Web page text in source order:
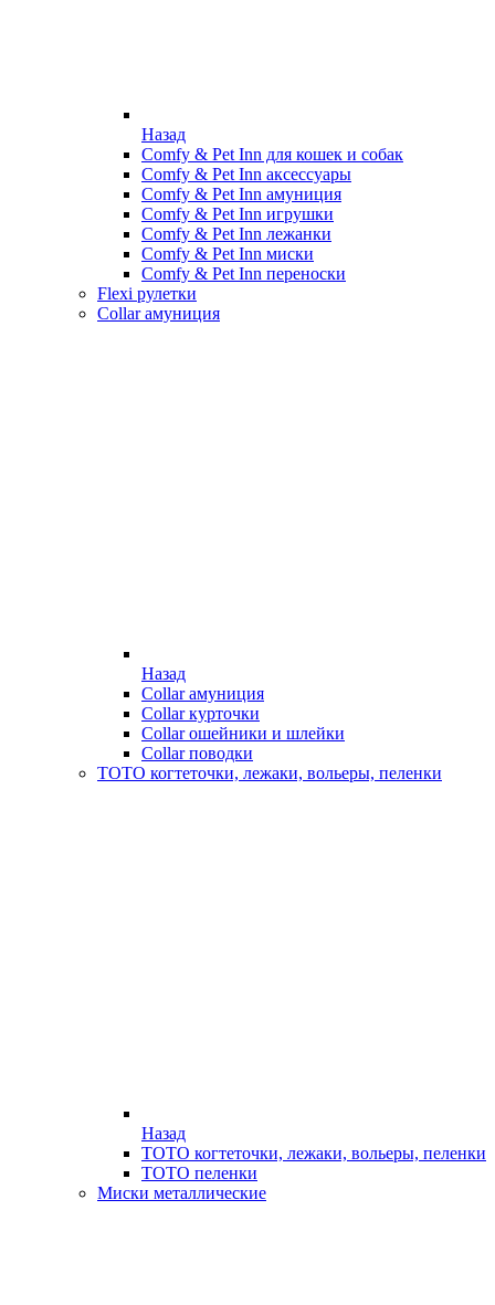
Назад
Comfy & Pet Inn для кошек и собак
Comfy & Pet Inn аксессуары
Comfy & Pet Inn амуниция
Comfy & Pet Inn игрушки
Comfy & Pet Inn лежанки
Comfy & Pet Inn миски
Comfy & Pet Inn переноски
Flexi рулетки
Collar амуниция
Назад
Collar амуниция
Collar курточки
Collar ошейники и шлейки
Collar поводки
ТОТО когтеточки, лежаки, вольеры, пеленки
Назад
ТОТО когтеточки, лежаки, вольеры, пеленки
ТОТО пеленки
Миски металлические